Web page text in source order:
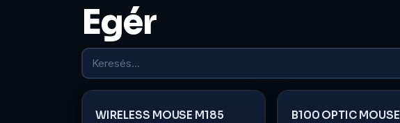
Egér
WIRELESS MOUSE M185
B100 OPTIC MOUSE